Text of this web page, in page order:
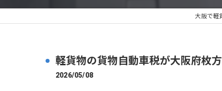
大阪で軽
軽貨物の貨物自動車税が大阪府枚
2026/05/08